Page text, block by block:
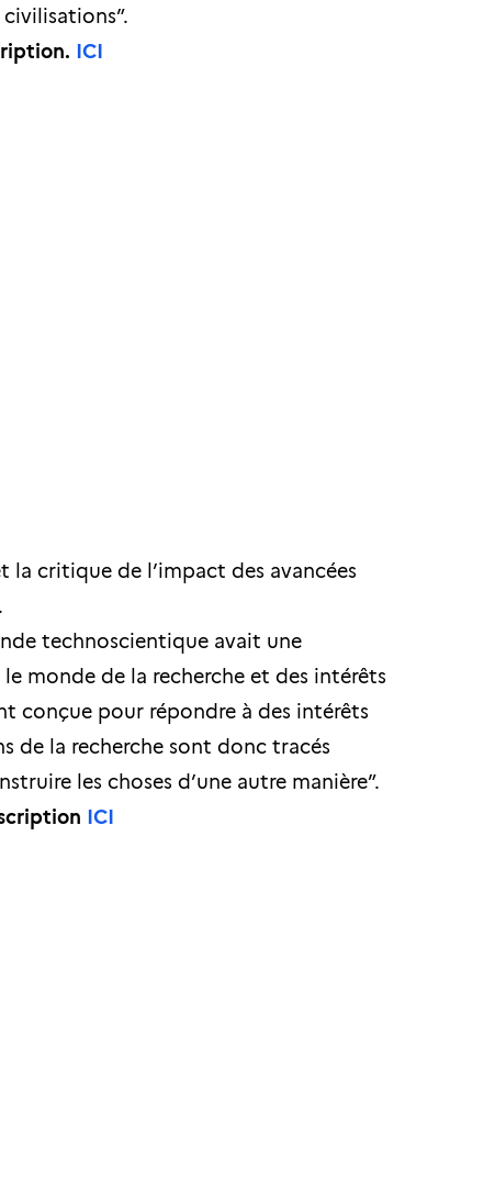
ICI
la critique de l’impact des avancées
technoscientique avait une
monde de la recherche et des intérêts
conçue pour répondre à des intérêts
de la recherche sont donc tracés
les choses d’une autre manière”.
ICI